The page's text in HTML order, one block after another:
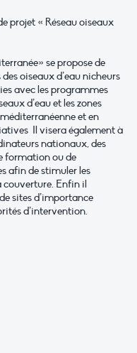
projet « Réseau oiseaux
se propose de
oiseaux d’eau nicheurs
avec les programmes
d’eau et les zones
et en
Il visera également à
nationaux, des
formation ou de
afin de stimuler les
couverture. Enfin il
sites d’importance
d’intervention.